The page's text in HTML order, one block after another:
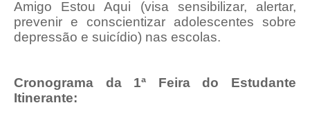
Amigo Estou Aqui (visa sensibilizar, alertar,
prevenir e conscientizar adolescentes sobre
depressão e suicídio) nas escolas.
Cronograma da 1ª Feira do Estudante
Itinerante: